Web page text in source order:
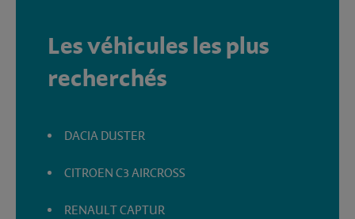
Les véhicules les plus
recherchés
DACIA DUSTER
CITROEN C3 AIRCROSS
RENAULT CAPTUR